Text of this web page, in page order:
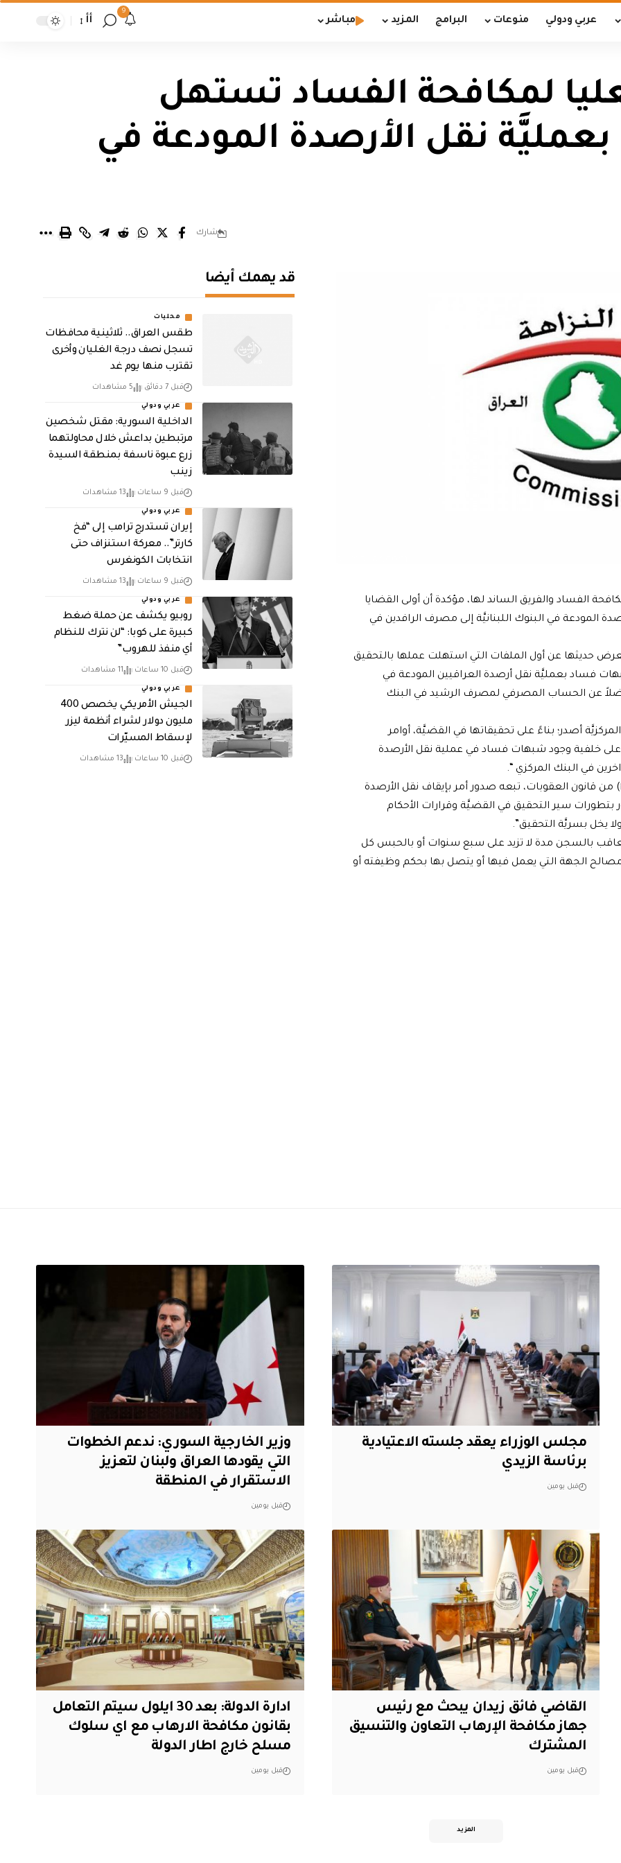
عربي ودولي منوعات البرامج المزيد مباشر
9
أأ
لمكافحة الفساد تستهل
بعمليَّة نقل الأرصدة المودعة في
شارك
الفساد والفريق الساند لها، مؤكدة أن أولى القضايا
المودعة في البنوك اللبنانيَّة إلى مصرف الرافدين في
حديثها عن أول الملفات التي استهلت عملها بالتحقيق
فساد بعمليَّة نقل أرصدة العراقيين المودعة في
فضلاً عن الحساب المصرفي لمصرف الرشيد في البنك
أصدر؛ بناءً على تحقيقاتها في القضيَّة، أوامر
على خلفية وجود شبهات فساد في عملية نقل الأرصدة
في البنك المركزي “.
ولفتت إلى، أن”أمر الاستقدام الصادر وفق أحكام المادة (٣٤٠) من قانون العقوبات، تبعه صدور أمر بإيقاف نقل الأرصدة
بتطورات سير التحقيق في القضيَّة وقرارات الأحكام
يخل بسريَّة التحقيق”.
أنه: “يعاقب بالسجن مدة لا تزيد على سبع سنوات أو بالحبس كل
الجهة التي يعمل فيها أو يتصل بها بحكم وظيفته أو
قد يهمك أيضا
محليات
طقس العراق.. ثلاثينية محافظات
تسجل نصف درجة الغليان وأخرى
تقترب منها يوم غد
قبل 7 دقائق 5 مشاهدات
عربي ودولي
الداخلية السورية: مقتل شخصين
مرتبطين بداعش خلال محاولتهما
زرع عبوة ناسفة بمنطقة السيدة
زينب
قبل 9 ساعات 13 مشاهدات
عربي ودولي
إيران تستدرج ترامب إلى “فخ
كارتر”.. معركة استنزاف حتى
انتخابات الكونغرس
قبل 9 ساعات 13 مشاهدات
عربي ودولي
روبيو يكشف عن حملة ضغط
كبيرة على كوبا: “لن نترك للنظام
أي منفذ للهروب”
قبل 10 ساعات 11 مشاهدات
عربي ودولي
الجيش الأمريكي يخصص 400
مليون دولار لشراء أنظمة ليزر
لإسقاط المسيّرات
قبل 10 ساعات 13 مشاهدات
مجلس الوزراء يعقد جلسته الاعتيادية
برئاسة الزيدي
قبل يومين
وزير الخارجية السوري: ندعم الخطوات
التي يقودها العراق ولبنان لتعزيز
الاستقرار في المنطقة
قبل يومين
القاضي فائق زيدان يبحث مع رئيس
جهاز مكافحة الإرهاب التعاون والتنسيق
المشترك
قبل يومين
ادارة الدولة: بعد 30 ايلول سيتم التعامل
بقانون مكافحة الارهاب مع اي سلوك
مسلح خارج اطار الدولة
قبل يومين
المزيد